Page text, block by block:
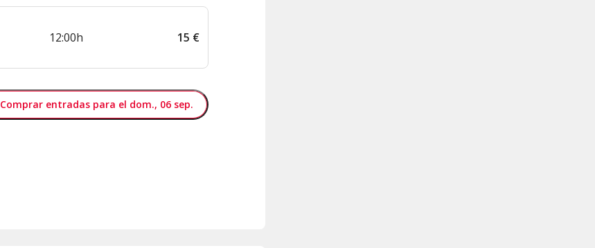
12:00h 15 €
Comprar entradas para el dom., 06 sep.